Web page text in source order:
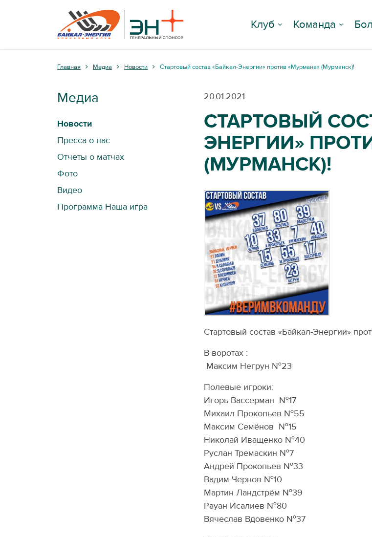
Клуб Команда
Главная Медиа Новости ️Стартовый состав «Байкал-Энергии» против «Мурмана» (Мурманск)!
20.01.2021
️СТАРТОВЫЙ
ЭНЕРГИИ»
(МУРМАНСК)!
️Стартовый состав «Байкал-Энергии»
В воротах :
Максим Негрун №2️3️
Полевые игроки:
Игорь Вассерман №1️7️
Михаил Прокопьев №5️5️
Максим Семёнов №1️5️
Николай Иващенко №4️0️
Руслан Тремаскин №7️
Андрей Прокопьев №3️3️
Вадим Чернов №1️0️
Мартин Ландстрём №3️9️
Рауан Исалиев №8️0️
Вячеслав Вдовенко №3️7️
Медиа
Новости
Пресса о нас
Отчеты о матчах
Фото
Видео
Программа Наша игра